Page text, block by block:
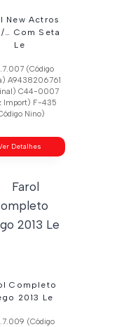
New Actros
… Com Seta
Le
(Código
A9438206761
C44-0007
Import) F-435
Nino)
Detalhes
Completo
2013 Le
(Código